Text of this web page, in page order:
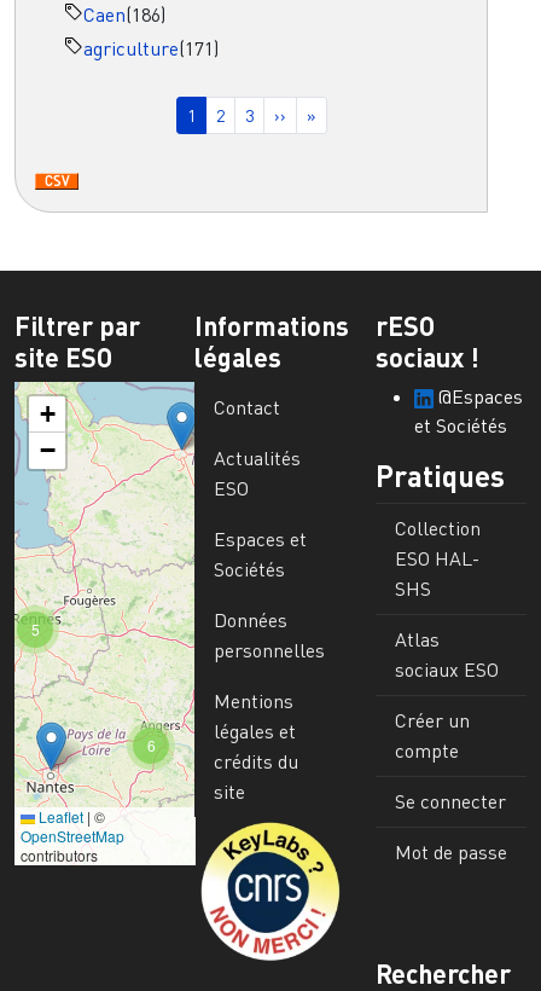
Caen(186)
agriculture(171)
Page courante
1 Page
2 Page
3 Page suivante
›› Dernière page
»
Filtrer par
site ESO
6
5
+
−
Leaflet | ©
OpenStreetMap
contributors
Informations
légales
Contact
Actualités
ESO
Espaces et
Sociétés
Données
personnelles
Mentions
légales et
crédits du
site
Image
rESO
sociaux !
@Espaces
et Sociétés
Pratiques
Collection
ESO HAL-
SHS
Atlas
sociaux ESO
Créer un
compte
Se connecter
Mot de passe
Rechercher